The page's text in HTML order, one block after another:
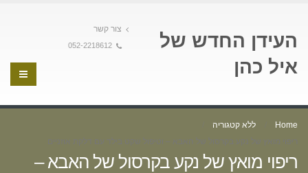
העידן החדש של
איל כהן
צור קשר
052-2218612
Home
ללא קטגוריה
ריפוי מואץ של נקע בקרסול של האבא – וטיפול שקט בילד עם דלקת אוזניים
ריפוי מואץ של נקע בקרסול של האבא –